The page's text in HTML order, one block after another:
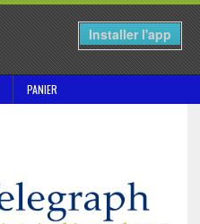
Installer l'app
PANIER